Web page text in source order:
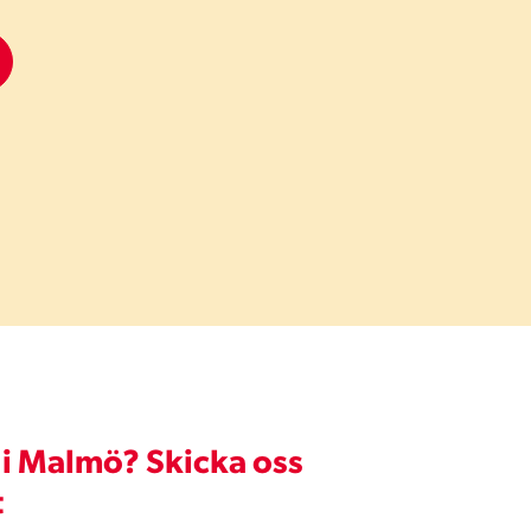
Skicka oss